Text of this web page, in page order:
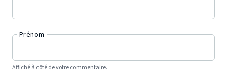
Prénom
Affiché à côté de votre commentaire.